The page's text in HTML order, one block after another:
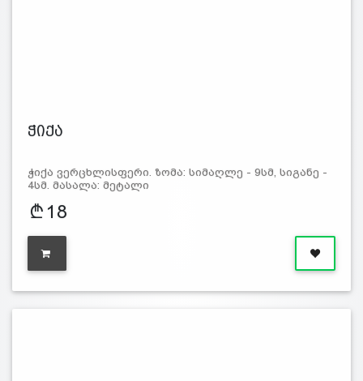
ჭიქა
ჭიქა ვერცხლისფერი. ზომა: სიმაღლე - 9სმ, სიგანე -
4სმ. მასალა: მეტალი
18